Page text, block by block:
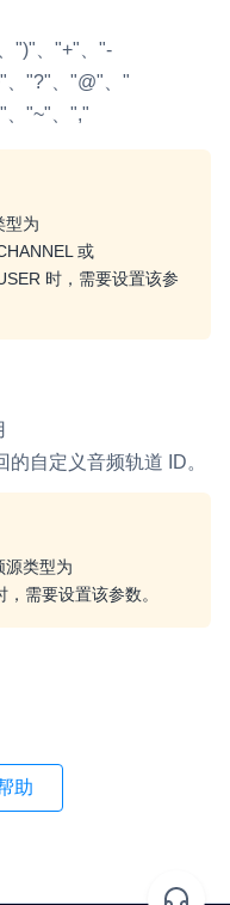
入口
视频会议
")"、"+"、"-
、"?"、"@"、"
、"~"、","
型为
或
时，需要设置该参
的自定义音频轨道 ID。
源类型为
，需要设置该参数。
助